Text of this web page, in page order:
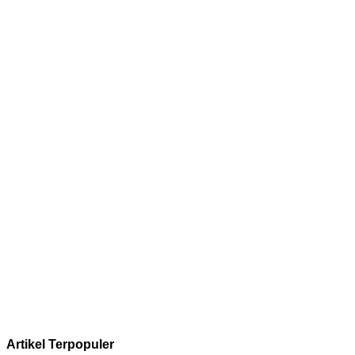
Artikel Terpopuler